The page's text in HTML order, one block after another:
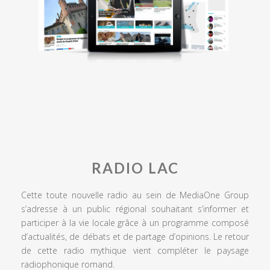
RADIO LAC
Cette toute nouvelle radio au sein de MediaOne Group
s’adresse à un public régional souhaitant s’informer et
participer à la vie locale grâce à un programme composé
d’actualités, de débats et de partage d’opinions. Le retour
de cette radio mythique vient compléter le paysage
radiophonique romand.